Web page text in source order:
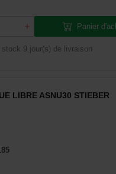
Panier
stock 9 jour(s) de livraison
LIBRE ASNU30 STIEBER